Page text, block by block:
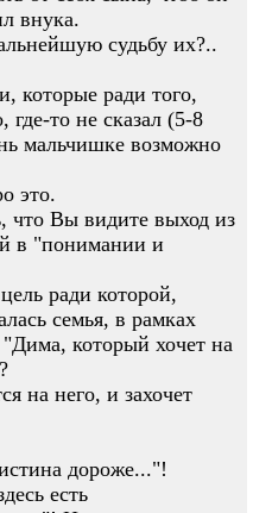
внука.
судьбу их?..
которые ради того,
где-то не сказал (5-8
мальчишке возможно
это.
что Вы видите выход из
в "понимании и
ради которой,
семья, в рамках
который хочет на
на него, и захочет
дороже..."!
есть